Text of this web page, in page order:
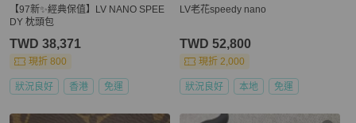
【97新✨經典保值】LV NANO SPEE
DY 枕頭包
TWD 38,371
現折 800
狀況良好 香港 免運
LV老花speedy nano
TWD 52,800
現折 2,000
狀況良好 本地 免運